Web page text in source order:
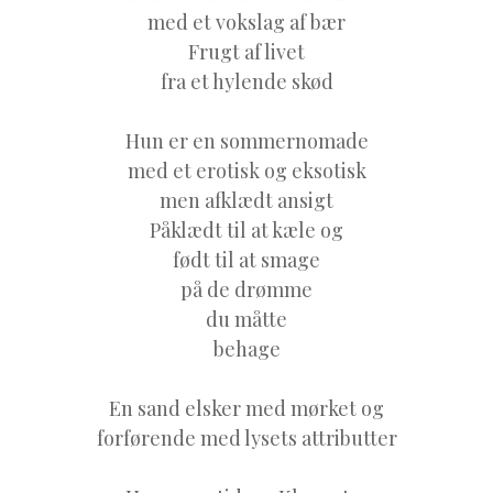
med et vokslag af bær
Frugt af livet
fra et hylende skød
Hun er en sommernomade
med et erotisk og eksotisk
men afklædt ansigt
Påklædt til at kæle og
født til at smage
på de drømme
du måtte
behage
En sand elsker med mørket og
forførende med lysets attributter